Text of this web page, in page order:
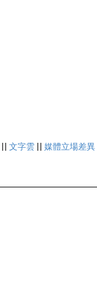
|| 文字雲 || 媒體立場差異